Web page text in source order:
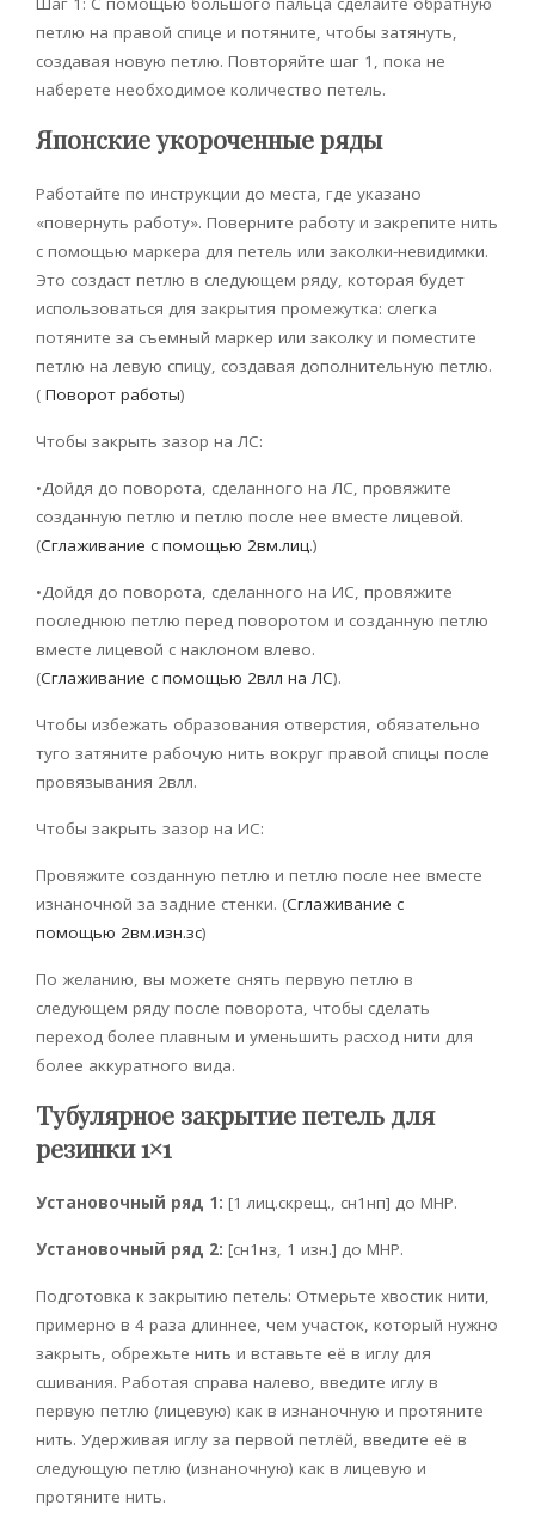
петлю на правой спице и потяните, чтобы затянуть,
создавая новую петлю. Повторяйте шаг 1, пока не
наберете необходимое количество петель.
Японские укороченные ряды
Работайте по инструкции до места, где указано
«повернуть работу». Поверните работу и закрепите нить
с помощью маркера для петель или заколки-невидимки.
Это создаст петлю в следующем ряду, которая будет
использоваться для закрытия промежутка: слегка
потяните за съемный маркер или заколку и поместите
петлю на левую спицу, создавая дополнительную петлю.
( Поворот работы)
Чтобы закрыть зазор на ЛС:
•Дойдя до поворота, сделанного на ЛС, провяжите
созданную петлю и петлю после нее вместе лицевой.
(Сглаживание с помощью 2вм.лиц.)
•Дойдя до поворота, сделанного на ИС, провяжите
последнюю петлю перед поворотом и созданную петлю
вместе лицевой с наклоном влево.
(Сглаживание с помощью 2влл на ЛС).
Чтобы избежать образования отверстия, обязательно
туго затяните рабочую нить вокруг правой спицы после
провязывания 2влл.
Чтобы закрыть зазор на ИС:
Провяжите созданную петлю и петлю после нее вместе
изнаночной за задние стенки. (Сглаживание с
помощью 2вм.изн.зс)
По желанию, вы можете снять первую петлю в
следующем ряду после поворота, чтобы сделать
переход более плавным и уменьшить расход нити для
более аккуратного вида.
Тубулярное закрытие петель для
резинки 1×1
Установочный ряд 1: [1 лиц.скрещ., сн1нп] до МНР.
Установочный ряд 2: [сн1нз, 1 изн.] до МНР.
Подготовка к закрытию петель: Отмерьте хвостик нити,
примерно в 4 раза длиннее, чем участок, который нужно
закрыть, обрежьте нить и вставьте её в иглу для
сшивания. Работая справа налево, введите иглу в
первую петлю (лицевую) как в изнаночную и протяните
нить. Удерживая иглу за первой петлёй, введите её в
следующую петлю (изнаночную) как в лицевую и
протяните нить.